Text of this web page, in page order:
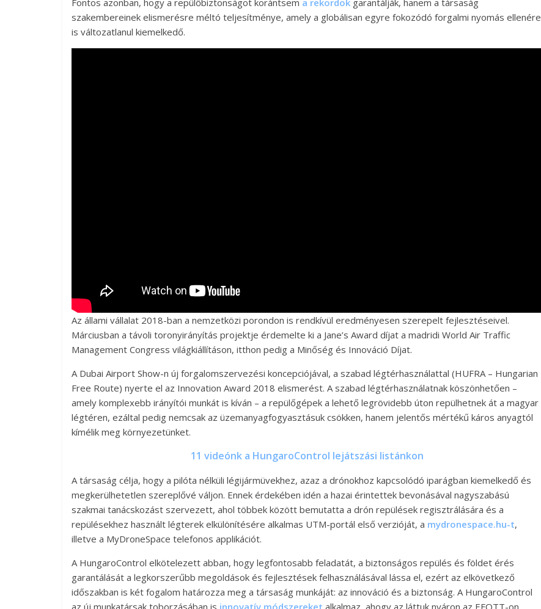
Fontos azonban, hogy a repülőbiztonságot korántsem a rekordok garantálják, hanem a társaság
szakembereinek elismerésre méltó teljesítménye, amely a globálisan egyre fokozódó forgalmi nyomás ellenére
is változatlanul kiemelkedő.
Az állami vállalat 2018-ban a nemzetközi porondon is rendkívül eredményesen szerepelt fejlesztéseivel.
Márciusban a távoli toronyirányítás projektje érdemelte ki a Jane’s Award díjat a madridi World Air Traffic
Management Congress világkiállításon, itthon pedig a Minőség és Innováció Díjat.
A Dubai Airport Show-n új forgalomszervezési koncepciójával, a szabad légtérhasználattal (HUFRA – Hungarian
Free Route) nyerte el az Innovation Award 2018 elismerést. A szabad légtérhasználatnak köszönhetően –
amely komplexebb irányítói munkát is kíván – a repülőgépek a lehető legrövidebb úton repülhetnek át a magyar
légtéren, ezáltal pedig nemcsak az üzemanyagfogyasztásuk csökken, hanem jelentős mértékű káros anyagtól
kímélik meg környezetünket.
11 videónk a HungaroControl lejátszási listánkon
A társaság célja, hogy a pilóta nélküli légijármüvekhez, azaz a drónokhoz kapcsolódó iparágban kiemelkedő és
megkerülhetetlen szereplővé váljon. Ennek érdekében idén a hazai érintettek bevonásával nagyszabású
szakmai tanácskozást szervezett, ahol többek között bemutatta a drón repülések regisztrálására és a
repülésekhez használt légterek elkülönítésére alkalmas UTM-portál első verzióját, a mydronespace.hu-t,
illetve a MyDroneSpace telefonos applikációt.
A HungaroControl elkötelezett abban, hogy legfontosabb feladatát, a biztonságos repülés és földet érés
garantálását a legkorszerűbb megoldások és fejlesztések felhasználásával lássa el, ezért az elkövetkező
időszakban is két fogalom határozza meg a társaság munkáját: az innováció és a biztonság. A HungaroControl